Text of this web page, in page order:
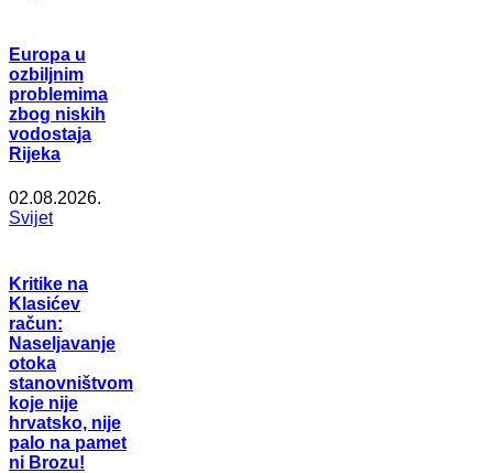
Europa u
ozbiljnim
problemima
zbog niskih
vodostaja
Rijeka
02.08.2026.
Svijet
Kritike na
Klasićev
račun:
Naseljavanje
otoka
stanovništvom
koje nije
hrvatsko, nije
palo na pamet
ni Brozu!